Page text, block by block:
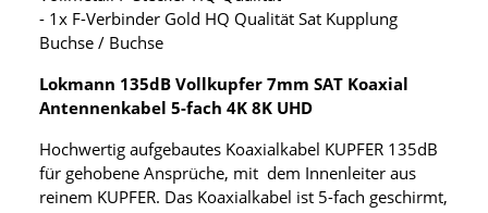
- 1x F-Verbinder Gold HQ Qualität Sat Kupplung
Buchse / Buchse
Lokmann 135dB Vollkupfer 7mm SAT Koaxial
Antennenkabel 5-fach 4K 8K UHD
Hochwertig aufgebautes Koaxialkabel KUPFER 135dB
für gehobene Ansprüche, mit dem Innenleiter aus
reinem KUPFER. Das Koaxialkabel ist 5-fach geschirmt,